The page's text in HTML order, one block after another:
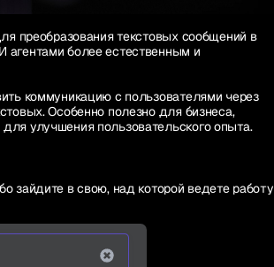
преобразования текстовых сообщений в
агентами более естественным и
коммуникацию с пользователями через
Особенно полезно для бизнеса,
улучшения пользовательского опыта.
зайдите в свою, над которой ведете работу